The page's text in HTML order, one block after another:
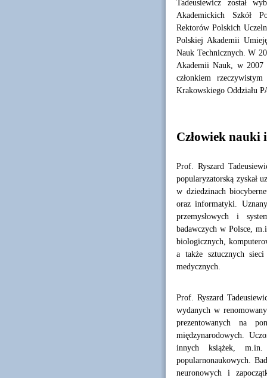
Tadeusiewicz został
Akademickich Szkół
Rektorów Polskich
Polskiej Akademii
Nauk Technicznych. W
Akademii Nauk, w 2007
członkiem
Krakowskiego Oddziału
Człowiek nauki
Prof. Ryszard
popularyzatorską zyskał
w dziedzinach
oraz informatyki.
przemysłowych i
badawczych w Polsce,
biologicznych,
a także sztucznych
medycznych.
Prof. Ryszard
wydanych w
prezentowanych na
międzynarodowych.
innych książek,
popularnonaukowych.
neuronowych i